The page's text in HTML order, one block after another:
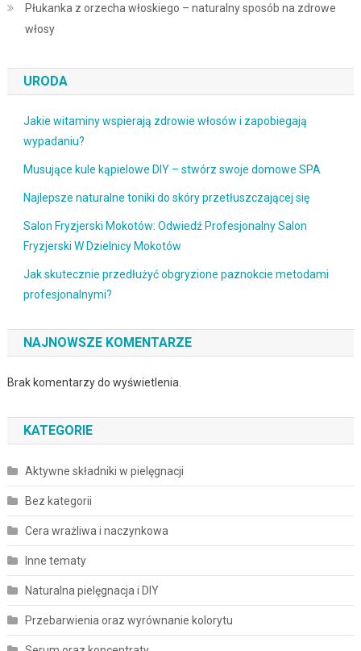
Płukanka z orzecha włoskiego – naturalny sposób na zdrowe
włosy
URODA
Jakie witaminy wspierają zdrowie włosów i zapobiegają
wypadaniu?
Musujące kule kąpielowe DIY – stwórz swoje domowe SPA
Najlepsze naturalne toniki do skóry przetłuszczającej się
Salon Fryzjerski Mokotów: Odwiedź Profesjonalny Salon
Fryzjerski W Dzielnicy Mokotów
Jak skutecznie przedłużyć obgryzione paznokcie metodami
profesjonalnymi?
NAJNOWSZE KOMENTARZE
Brak komentarzy do wyświetlenia.
KATEGORIE
Aktywne składniki w pielęgnacji
Bez kategorii
Cera wrażliwa i naczynkowa
Inne tematy
Naturalna pielęgnacja i DIY
Przebarwienia oraz wyrównanie kolorytu